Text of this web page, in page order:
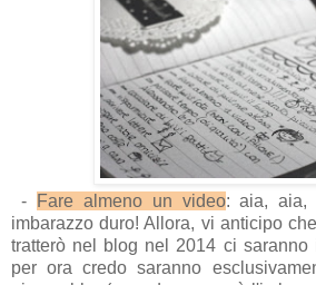
- Fare almeno un video: aia, aia,
imbarazzo duro! Allora, vi anticipo
tratterò nel blog nel 2014 ci saranno
per ora credo saranno